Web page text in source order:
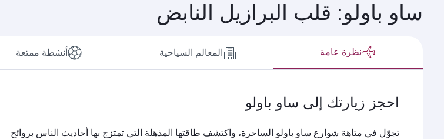
ساو باولو: قلب البرازيل النابض
نظرة عامة المعالم السياحية أنشطة ممتعة
احجز زيارتك إلى ساو باولو
تجوّل في متاهة شوارع ساو باولو الساحرة، واكتشف طاقتها المذهلة التي تمتزج بها أحاديث الناس بروائح